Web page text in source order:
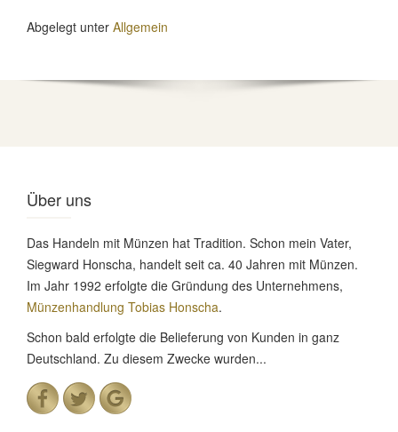
Abgelegt unter Allgemein
Über uns
Das Handeln mit Münzen hat Tradition. Schon mein Vater,
Siegward Honscha, handelt seit ca. 40 Jahren mit Münzen.
Im Jahr 1992 erfolgte die Gründung des Unternehmens,
Münzenhandlung Tobias Honscha.
Schon bald erfolgte die Belieferung von Kunden in ganz
Deutschland. Zu diesem Zwecke wurden...